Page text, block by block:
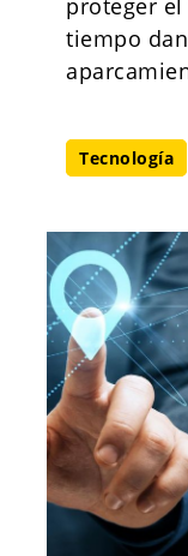
proteger
tiempo
Tecnología